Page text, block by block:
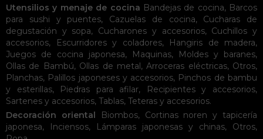
Utensilios y menaje de cocina Bandejas de cocina, Barcos
para sushi y puentes, Cazuelas de cocina, Cucharas de
degustación y sopa, Cucharones y accesorios, Cuchillos y
accesorios, Escurridores y coladores, Hangiris de madera,
Juegos de cocina japonesa, Maquinas, Moldes y baranes,
Ollas de Bambú, Ollas de metal,Arroceras eléctricas, Otros,
Planchas, Palillos japoneses y accesorios, Pinchos de bambu
y esterillas, Piedras para afilar, Recipientes y accesorios,
Sartenes y accesorios, Tablas, Teteras y accesorios.
Decoración oriental
Biombos, Cortinas noren y tapicería
japonesa, Inciensos, Lámparas japonesas y chinas, Otros,